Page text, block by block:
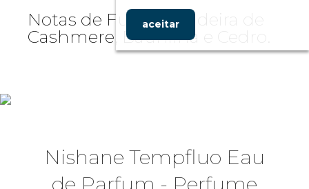
Notas de Fundo: Madeira de
Cashmere, Baunilha e Cedro.
Nishane Tempfluo Eau
de Parfum - Perfume
aceitar